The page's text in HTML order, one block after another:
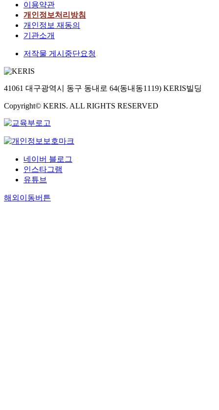
이용약관
개인정보처리방침
개인정보 재동의
기관소개
저작물 게시중단요청
41061 대구광역시 동구 동내로 64(동내동1119) KERIS빌딩
Copyright© KERIS. ALL RIGHTS RESERVED
네이버 블로그
인스타그램
유튜브
해외이동버튼